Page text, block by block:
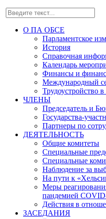
О ПА ОБСЕ
Парламентское
История
Справочная
Календарь
Финансы и
Международный
ЧЛЕНЫ
Председатель и
Государства-
Партнеры по
ДЕЯТЕЛЬНОСТЬ
Общие комитеты
Специальные
Специальные
Наблюдение за
На пути к
Меры
пандемией
Действия в
ЗАСЕДАНИЯ